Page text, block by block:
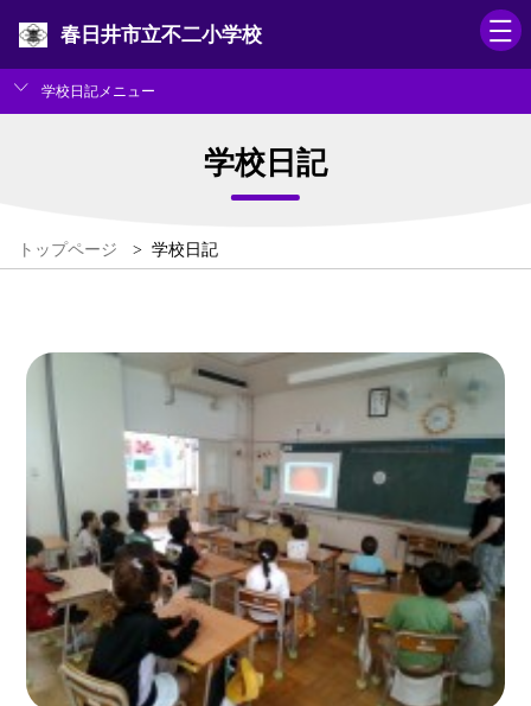
春日井市立不二小学校
学校日記メニュー
学校日記
トップページ > 学校日記